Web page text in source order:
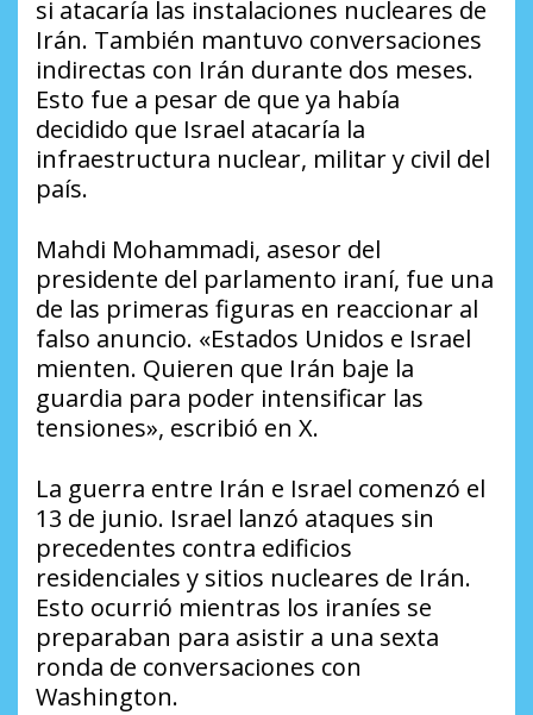
si atacaría las instalaciones nucleares de
Irán. También mantuvo conversaciones
indirectas con Irán durante dos meses.
Esto fue a pesar de que ya había
decidido que Israel atacaría la
infraestructura nuclear, militar y civil del
país.
Mahdi Mohammadi, asesor del
presidente del parlamento iraní, fue una
de las primeras figuras en reaccionar al
falso anuncio. «Estados Unidos e Israel
mienten. Quieren que Irán baje la
guardia para poder intensificar las
tensiones», escribió en X.
La guerra entre Irán e Israel comenzó el
13 de junio. Israel lanzó ataques sin
precedentes contra edificios
residenciales y sitios nucleares de Irán.
Esto ocurrió mientras los iraníes se
preparaban para asistir a una sexta
ronda de conversaciones con
Washington.